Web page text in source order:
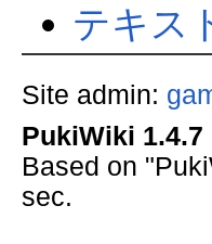
テキス
Site admin:
PukiWiki 1.4.7
Based on
sec.